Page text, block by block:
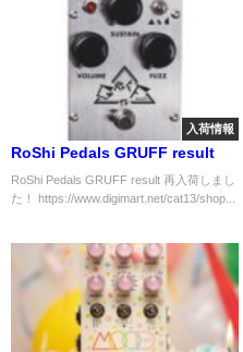
入荷情報
RoShi Pedals GRUFF result
RoShi Pedals GRUFF result 再入荷しまし
た！ https://www.digimart.net/cat13/shop...